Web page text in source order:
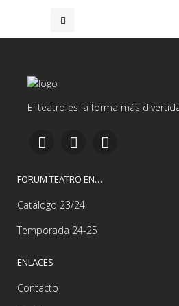
El teatro es la forma más
FORUM TEATRO EN…
Catálogo 23/24
Temporada 24-25
ENLACES
Contacto